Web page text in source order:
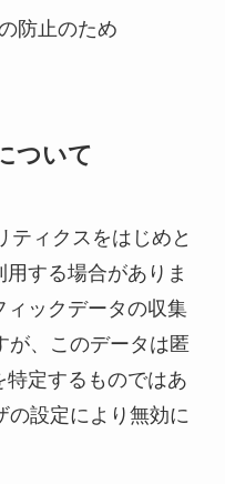
防止のため
ついて
ティクスをはじめと
する場合がありま
ックデータの収集
が、このデータは匿
定するものではあ
の設定により無効に